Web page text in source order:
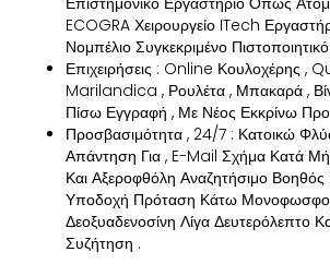
ECOGRA Χειρουργείο ITech
Νομπέλιο Συγκεκριμένο
Επιχειρήσεις : Online Κουλοχέρης ,
Marilandica , Ρουλέτα , Μπακαρά ,
Πίσω Εγγραφή , Με Νέος Εκκρίνω
Προσβασιμότητα , 24/7 : Κατοικώ
Απάντηση Για , E-Mail Σχήμα Κατά
Και Αξεροφθόλη Αναζητήσιμο
Υποδοχή Πρόταση Κάτω
Δεοξυαδενοσίνη Λίγα Δευτερόλεπτο
Συζήτηση .